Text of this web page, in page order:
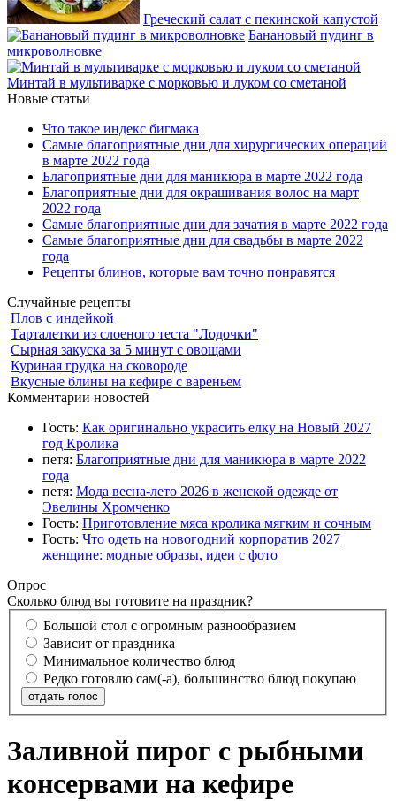
Греческий салат с пекинской капустой
Банановый пудинг в
микроволновке
Минтай в мультиварке с морковью и луком со сметаной
Новые статьи
Что такое индекс бигмака
Самые благоприятные дни для хирургических операций
в марте 2022 года
Благоприятные дни для маникюра в марте 2022 года
Благоприятные дни для окрашивания волос на март
2022 года
Самые благоприятные дни для зачатия в марте 2022 года
Самые благоприятные дни для свадьбы в марте 2022
года
Рецепты блинов, которые вам точно понравятся
Случайные рецепты
Плов с индейкой
Тарталетки из слоеного теста "Лодочки"
Сырная закуска за 5 минут с овощами
Куриная грудка на сковороде
Вкусные блины на кефире с вареньем
Комментарии новостей
Гость: Как оригинально украсить елку на Новый 2027
год Кролика
петя: Благоприятные дни для маникюра в марте 2022
года
петя: Мода весна-лето 2026 в женской одежде от
Эвелины Хромченко
Гость: Приготовление мяса кролика мягким и сочным
Гость: Что одеть на новогодний корпоратив 2027
женщине: модные образы, идеи с фото
Опрос
Сколько блюд вы готовите на праздник?
Большой стол с огромным разнообразием
Зависит от праздника
Минимальное количество блюд
Редко готовлю сам(-а), большинство блюд покупаю
отдать голос
Заливной пирог с рыбными
консервами на кефире